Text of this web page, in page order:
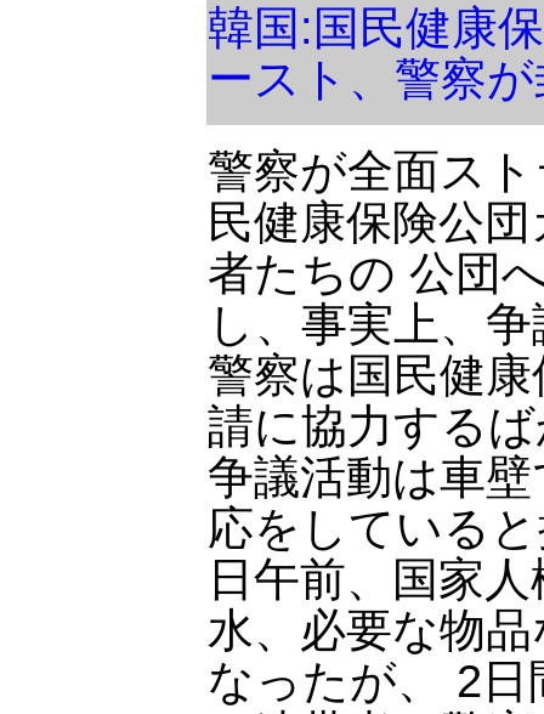
韓国:国民健康
ースト、警察
警察が全面ス
民健康保険公
者たちの 公団
し、事実上、
警察は国民健
請に協力する
争議活動は車
応をしている
日午前、国家
水、必要な物
なったが、 2